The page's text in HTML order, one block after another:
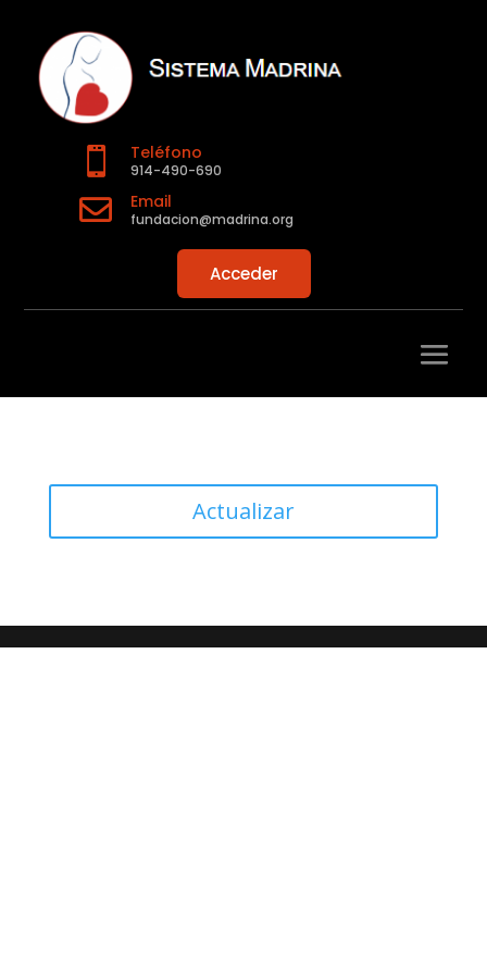
 Teléfono
914-490-690
 Email
fundacion@madrina.org
Acceder
Actualizar